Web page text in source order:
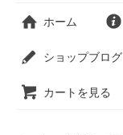
ホーム
ショップブログ
カートを見る